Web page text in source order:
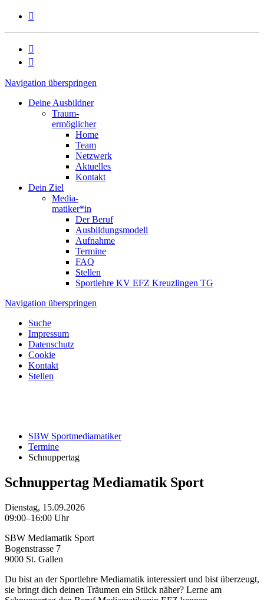



Navigation überspringen
Deine Ausbildner
Traum-
ermöglicher
Home
Team
Netzwerk
Aktuelles
Kontakt
Dein Ziel
Media-
matiker*in
Der Beruf
Ausbildungsmodell
Aufnahme
Termine
FAQ
Stellen
Sportlehre KV EFZ Kreuzlingen TG
Navigation überspringen
Suche
Impressum
Datenschutz
Cookie
Kontakt
Stellen
SBW Sportmediamatiker
Termine
Schnuppertag
Schnuppertag Mediamatik Sport
Dienstag, 15.09.2026
09:00–16:00 Uhr
SBW Mediamatik Sport
Bogenstrasse 7
9000 St. Gallen
Du bist an der Sportlehre Mediamatik interessiert und bist überzeugt,
sie bringt dich deinen Träumen ein Stück näher? Lerne am